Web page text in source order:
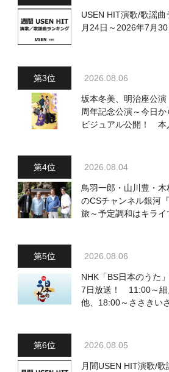
USEN HIT演歌/歌謡
月24日～2026年7月30
2026.08.06
坂本冬美、明治座公
周年記念公演～今日
ビジュアル公開！ 本
2026.08.04
鳥羽一郎・山川豊・
のCSチャンネル銀河
旅～予定調和はキラ
2026.08.06
NHK「BS日本のうた
7日放送！ 11:00～細
他、18:00～ささきい
2026.08.05
月間USEN HIT演歌/